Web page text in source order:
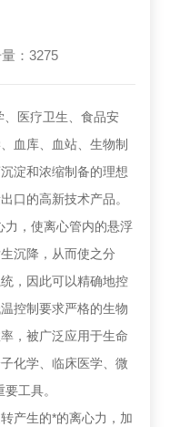
：3275
医疗卫生、食品安
血库、血站、生物制
淀和浓缩制备的理想
口的高新技术产品。
，使离心管内的悬浮
沉降，从而使之分
，因此可以精确地控
控制要求严格的生物
，被广泛应用于生命
化学、临床医学、微
工具。
产生的*的离心力，加